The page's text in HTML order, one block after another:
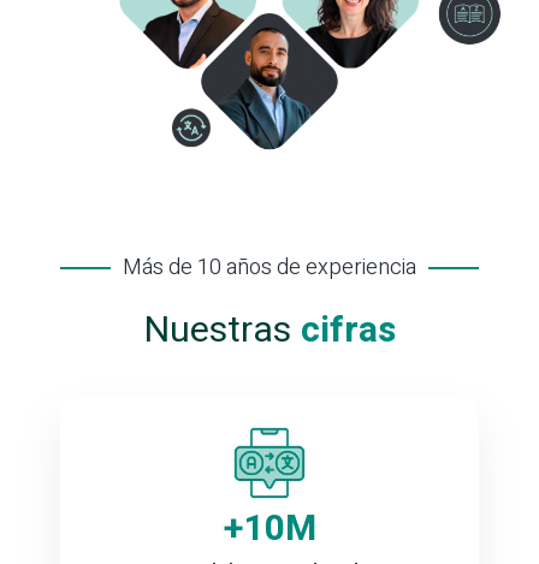
Más de 10 años de experiencia
Nuestras cifras
+10M